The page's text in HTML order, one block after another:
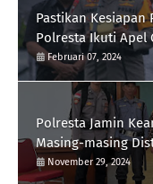
Pastikan Kesiapan
Polresta Ikuti Apel
Februari 07, 2024
Polresta Jamin
Masing-masing
November 29, 2024